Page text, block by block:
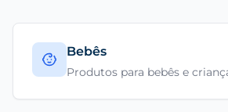
Bebês
Produtos para bebês e